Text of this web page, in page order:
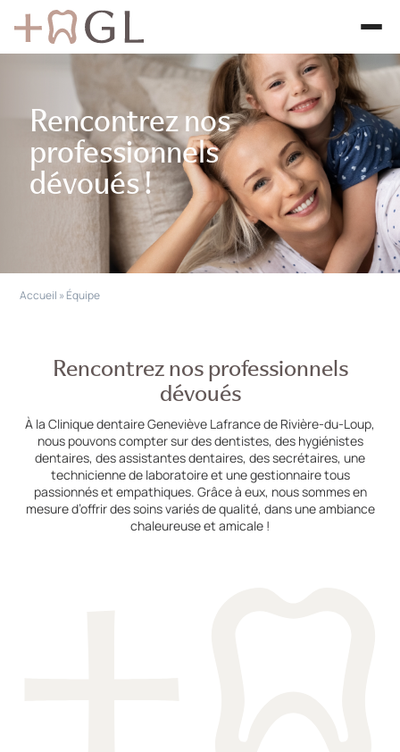
Rencontreznos
professionnels
dévoués !
Accueil »Équipe
Rencontrez nos professionnels
dévoués
À la Clinique dentaire Geneviève Lafrance de Rivière-du-Loup,
nous pouvons compter sur des dentistes, des hygiénistes
dentaires, des assistantes dentaires, des secrétaires, une
technicienne de laboratoire et une gestionnaire tous
passionnés et empathiques. Grâce à eux, nous sommes en
mesure d’offrir des soins variés de qualité, dans une ambiance
chaleureuse et amicale !